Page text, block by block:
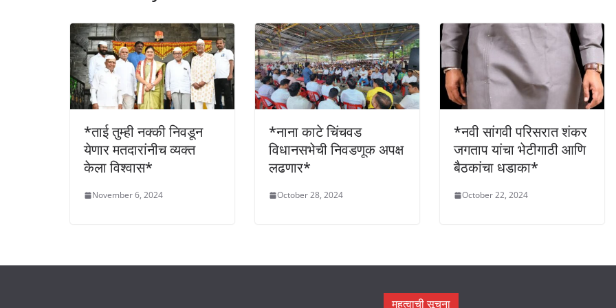
k
*ताई तुम्ही नक्की निवडून
येणार मतदारांनीच व्यक्त
केला विश्वास*
November 6, 2024
*नाना काटे चिंचवड
विधानसभेची निवडणूक अपक्ष
लढणार*
October 28, 2024
*नवी सांगवी परिसरात शंकर
जगताप यांचा भेटीगाठी आणि
बैठकांचा धडाका*
October 22, 2024
महत्वाची सूचना